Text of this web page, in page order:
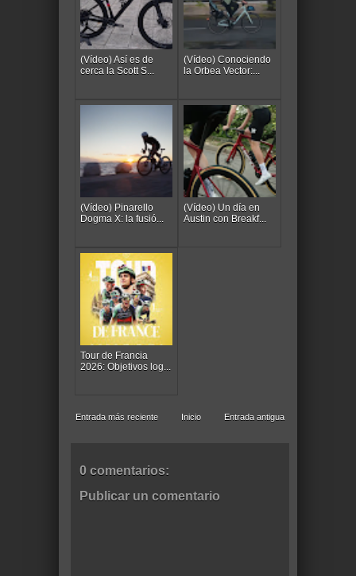
(Vídeo) Así es de
cerca la Scott S...
(Vídeo) Conociendo
la Orbea Vector:...
(Vídeo) Pinarello
Dogma X: la fusió...
(Vídeo) Un día en
Austin con Breakf...
Tour de Francia
2026: Objetivos log...
Entrada más reciente Entrada antigua
Inicio
0 comentarios:
Publicar un comentario